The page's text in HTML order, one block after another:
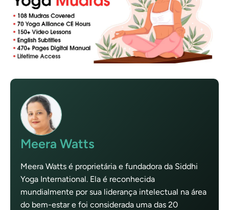
Meera Watts
Meera Watts é proprietária e fundadora da Siddhi
Yoga International. Ela é reconhecida
mundialmente por sua liderança intelectual na área
do bem-estar e foi considerada uma das 20